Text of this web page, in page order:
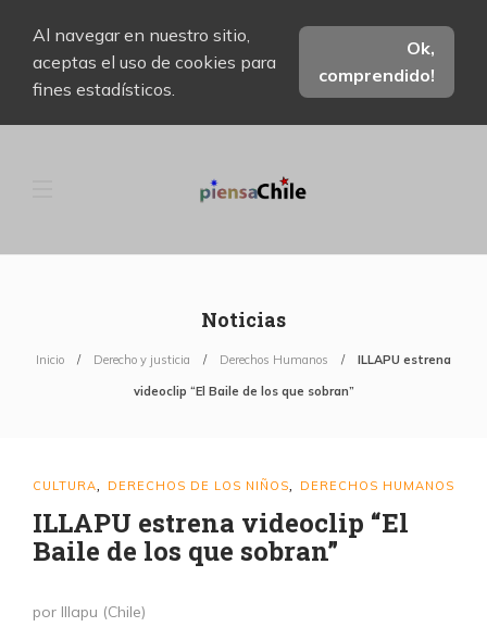
Al navegar en nuestro sitio,
aceptas el uso de cookies para
fines estadísticos.
Ok,
comprendido!
Noticias
Inicio Derecho y justicia Derechos Humanos ILLAPU estrena
videoclip “El Baile de los que sobran”
CULTURA DERECHOS DE LOS NIÑOS DERECHOS HUMANOS
ILLAPU estrena videoclip “El
Baile de los que sobran”
por Illapu (Chile)